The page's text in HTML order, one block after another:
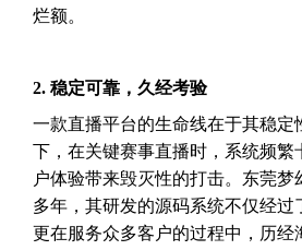
烂额。
2. 稳定可靠，久经考验
一款直播平台的生命线在于其稳定
下，在关键赛事直播时，系统频
户体验带来毁灭性的打击。东莞梦
多年，其研发的源码系统不仅经过
更在服务众多客户的过程中，历经